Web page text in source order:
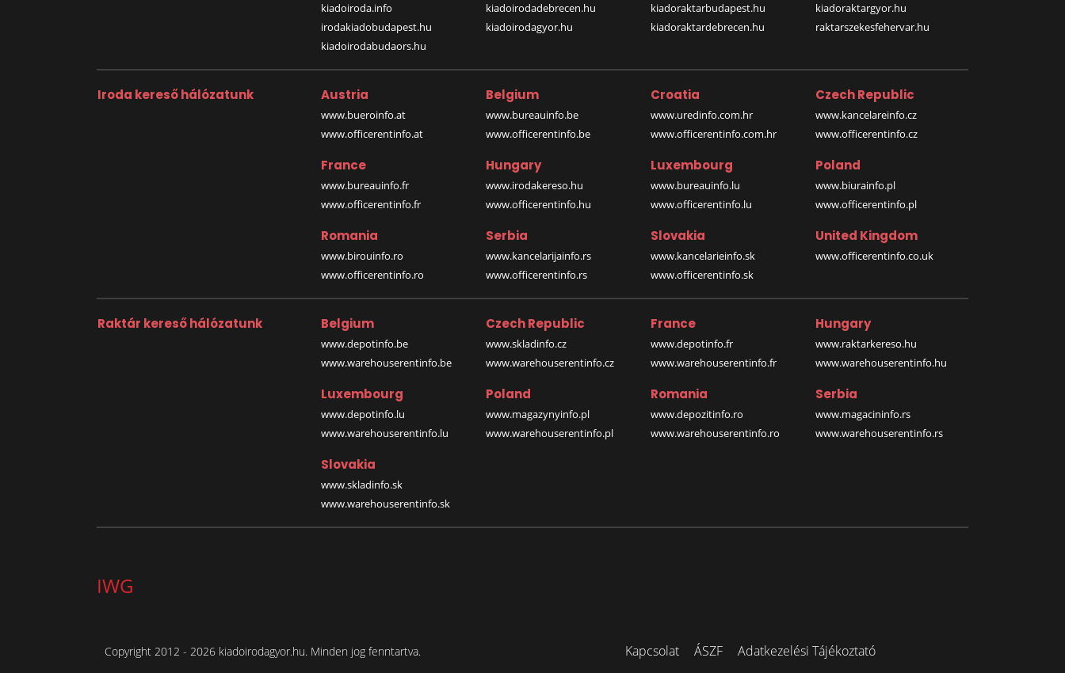
kiadoiroda.info
irodakiadobudapest.hu
kiadoirodabudaors.hu
kiadoirodadebrecen.hu
kiadoirodagyor.hu
kiadoraktarbudapest.hu
kiadoraktardebrecen.hu
kiadoraktargyor.hu
raktarszekesfehervar.hu
Iroda kereső hálózatunk Austria
www.bueroinfo.at
www.officerentinfo.at
Belgium
www.bureauinfo.be
www.officerentinfo.be
Croatia
www.uredinfo.com.hr
www.officerentinfo.com.hr
Czech Republic
www.kancelareinfo.cz
www.officerentinfo.cz
France
www.bureauinfo.fr
www.officerentinfo.fr
Hungary
www.irodakereso.hu
www.officerentinfo.hu
Luxembourg
www.bureauinfo.lu
www.officerentinfo.lu
Poland
www.biurainfo.pl
www.officerentinfo.pl
Romania
www.birouinfo.ro
www.officerentinfo.ro
Serbia
www.kancelarijainfo.rs
www.officerentinfo.rs
Slovakia
www.kancelarieinfo.sk
www.officerentinfo.sk
United Kingdom
www.officerentinfo.co.uk
Raktár kereső hálózatunk Belgium
www.depotinfo.be
www.warehouserentinfo.be
Czech Republic
www.skladinfo.cz
www.warehouserentinfo.cz
France
www.depotinfo.fr
www.warehouserentinfo.fr
Hungary
www.raktarkereso.hu
www.warehouserentinfo.hu
Luxembourg
www.depotinfo.lu
www.warehouserentinfo.lu
Poland
www.magazynyinfo.pl
www.warehouserentinfo.pl
Romania
www.depozitinfo.ro
www.warehouserentinfo.ro
Serbia
www.magacininfo.rs
www.warehouserentinfo.rs
Slovakia
www.skladinfo.sk
www.warehouserentinfo.sk
IWG
Copyright 2012 - 2026 kiadoirodagyor.hu. Minden jog fenntartva. Kapcsolat ÁSZF Adatkezelési Tájékoztató